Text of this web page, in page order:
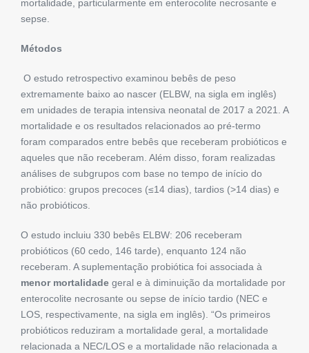
mortalidade, particularmente em enterocolite necrosante e
sepse.
Métodos
O estudo retrospectivo examinou bebês de peso
extremamente baixo ao nascer (ELBW, na sigla em inglês)
em unidades de terapia intensiva neonatal de 2017 a 2021. A
mortalidade e os resultados relacionados ao pré-termo
foram comparados entre bebês que receberam probióticos e
aqueles que não receberam. Além disso, foram realizadas
análises de subgrupos com base no tempo de início do
probiótico: grupos precoces (≤14 dias), tardios (>14 dias) e
não probióticos.
O estudo incluiu 330 bebês ELBW: 206 receberam
probióticos (60 cedo, 146 tarde), enquanto 124 não
receberam. A suplementação probiótica foi associada à
menor mortalidade geral e à diminuição da mortalidade por
enterocolite necrosante ou sepse de início tardio (NEC e
LOS, respectivamente, na sigla em inglês). “Os primeiros
probióticos reduziram a mortalidade geral, a mortalidade
relacionada a NEC/LOS e a mortalidade não relacionada a